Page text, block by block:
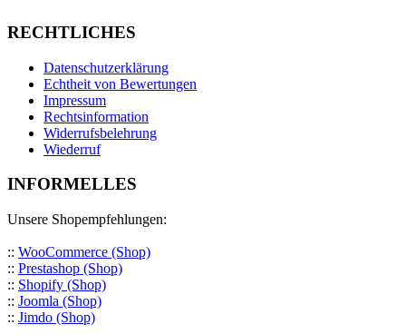
RECHTLICHES
Datenschutzerklärung
Echtheit von Bewertungen
Impressum
Rechtsinformation
Widerrufsbelehrung
Wiederruf
INFORMELLES
Unsere Shopempfehlungen:
:: WooCommerce (Shop)
:: Prestashop (Shop)
:: Shopify (Shop)
:: Joomla (Shop)
:: Jimdo (Shop)